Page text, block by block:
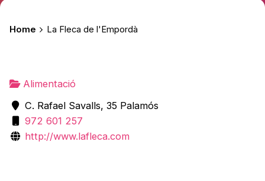
Home La Fleca de l'Empordà
Alimentació
C. Rafael Savalls, 35 Palamós
972 601 257
http://www.lafleca.com